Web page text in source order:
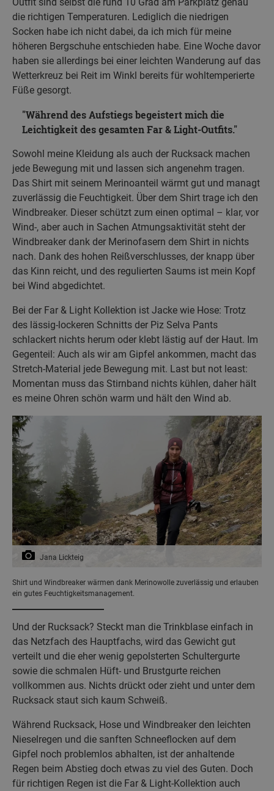
die richtigen Temperaturen. Lediglich die niedrigen
Socken habe ich nicht dabei, da ich mich für meine
höheren Bergschuhe entschieden habe. Eine Woche davor
haben sie allerdings bei einer leichten Wanderung auf das
Wetterkreuz bei Reit im Winkl bereits für wohltemperierte
Füße gesorgt.
Während des Aufstiegs begeistert mich die
Leichtigkeit des gesamten Far & Light-Outfits.
Sowohl meine Kleidung als auch der Rucksack machen
jede Bewegung mit und lassen sich angenehm tragen.
Das Shirt mit seinem Merinoanteil wärmt gut und managt
zuverlässig die Feuchtigkeit. Über dem Shirt trage ich den
Windbreaker. Dieser schützt zum einen optimal – klar, vor
Wind-, aber auch in Sachen Atmungsaktivität steht der
Windbreaker dank der Merinofasern dem Shirt in nichts
nach. Dank des hohen Reißverschlusses, der knapp über
das Kinn reicht, und des regulierten Saums ist mein Kopf
bei Wind abgedichtet.
Bei der Far & Light Kollektion ist Jacke wie Hose: Trotz
des lässig-lockeren Schnitts der Piz Selva Pants
schlackert nichts herum oder klebt lästig auf der Haut. Im
Gegenteil: Auch als wir am Gipfel ankommen, macht das
Stretch-Material jede Bewegung mit. Last but not least:
Momentan muss das Stirnband nichts kühlen, daher hält
es meine Ohren schön warm und hält den Wind ab.
Jana Lickteig
Shirt und Windbreaker wärmen dank Merinowolle zuverlässig und erlauben
ein gutes Feuchtigkeitsmanagement.
Und der Rucksack? Steckt man die Trinkblase einfach in
das Netzfach des Hauptfachs, wird das Gewicht gut
verteilt und die eher wenig gepolsterten Schultergurte
sowie die schmalen Hüft- und Brustgurte reichen
vollkommen aus. Nichts drückt oder zieht und unter dem
Rucksack staut sich kaum Schweiß.
Während Rucksack, Hose und Windbreaker den leichten
Nieselregen und die sanften Schneeflocken auf dem
Gipfel noch problemlos abhalten, ist der anhaltende
Regen beim Abstieg doch etwas zu viel des Guten. Doch
für richtigen Regen ist die Far & Light-Kollektion auch